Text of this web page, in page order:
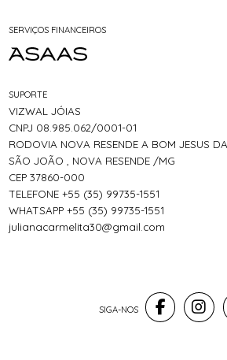
SERVIÇOS FINANCEIROS
SUPORTE
VIZWAL JÓIAS
CNPJ 08.985.062/0001-01
RODOVIA NOVA RESENDE A BOM JESUS
SÃO JOÃO , NOVA RESENDE /MG
CEP 37860-000
TELEFONE +55 (35) 99735-1551
WHATSAPP +55 (35) 99735-1551
julianacarmelita30@gmail.com